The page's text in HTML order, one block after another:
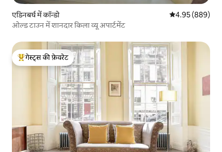
एडिनबर्घ में कॉन्डो औसत रेटिंग 5 में से
4.95 (889)
ओल्ड टाउन में शानदार किला व्यू अपार्टमेंट
गेस्ट्स का टॉप फ़ेवरेट
गेस्ट्स की फ़ेवरेट